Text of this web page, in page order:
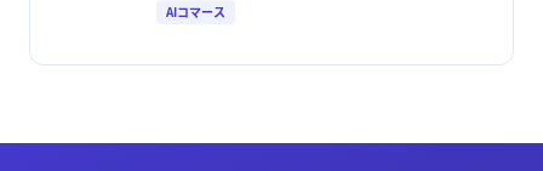
AIコマース